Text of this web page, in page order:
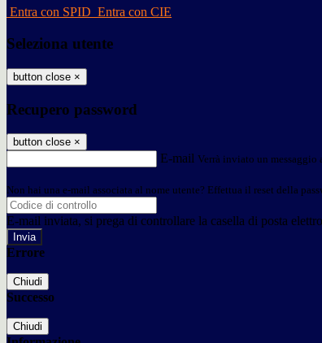
Entra con SPID Entra con CIE
Seleziona utente
button close ×
Recupero password
button close ×
E-mail Verrà inviato un
Non hai una e-mail associata al nome utente? Effettua il reset della
E-mail inviata, si prega di controllare la casella di posta
Errore
Chiudi
Successo
Chiudi